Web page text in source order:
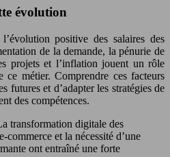
évolution
positive des salaires des
de la demande, la pénurie de
projets et l’inflation jouent un rôle
métier. Comprendre ces facteurs
futures et d’adapter les stratégies de
des compétences.
transformation digitale des
commerce et la nécessité d’une
ont entraîné une forte